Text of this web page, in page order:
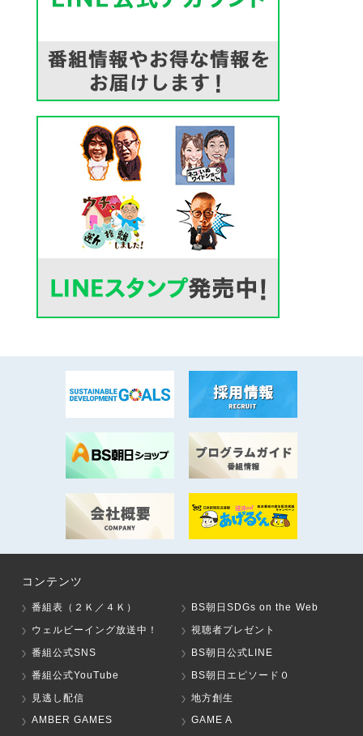
コンテンツ
番組表（２Ｋ／４Ｋ）
BS朝日SDGs on the Web
ウェルビーイング放送中！
視聴者プレゼント
番組公式SNS
BS朝日公式LINE
番組公式YouTube
BS朝日エピソード０
見逃し配信
地方創生
AMBER GAMES
GAME A